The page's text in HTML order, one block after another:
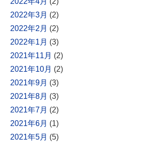
2022年3月 (2)
2022年2月 (2)
2022年1月 (3)
2021年11月 (2)
2021年10月 (2)
2021年9月 (3)
2021年8月 (3)
2021年7月 (2)
2021年6月 (1)
2021年5月 (5)